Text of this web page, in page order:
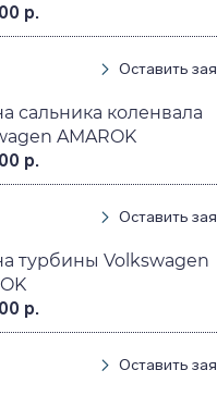
р.
Оставить
сальника коленвала
AMAROK
р.
Оставить
турбины Volkswagen
р.
Оставить